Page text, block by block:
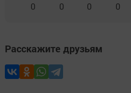
0 0 0 0
Расскажите друзьям